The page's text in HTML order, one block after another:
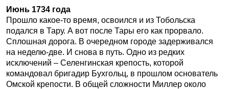
Июнь 1734 года
Прошло какое-то время, освоился и из Тобольска
подался в Тару. А вот после Тары его как прорвало.
Сплошная дорога. В очередном городе задерживался
на неделю-две. И снова в путь. Одно из редких
исключений – Селенгинская крепость, которой
командовал бригадир Бухгольц, в прошлом основатель
Омской крепости. В общей сложности Миллер около